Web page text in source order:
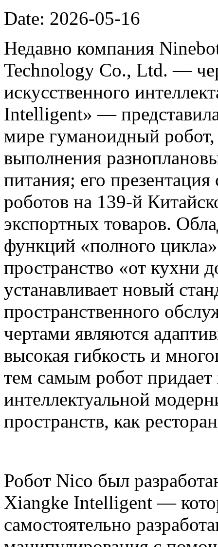
Date: 2026-05-16
Недавно компания
Technology Co., Ltd. —
искусственного
Intelligent» —
мире гуманоидный
выполнения
питания; его
роботов на 139-й
экспортных товаров.
функций «полного
пространство «от кухни
устанавливает новый
пространственного
чертами являются
высокая гибкость и
тем самым робот
интеллектуальной
пространств, как
Робот Nico был
Xiangke Intelligent —
самостоятельно